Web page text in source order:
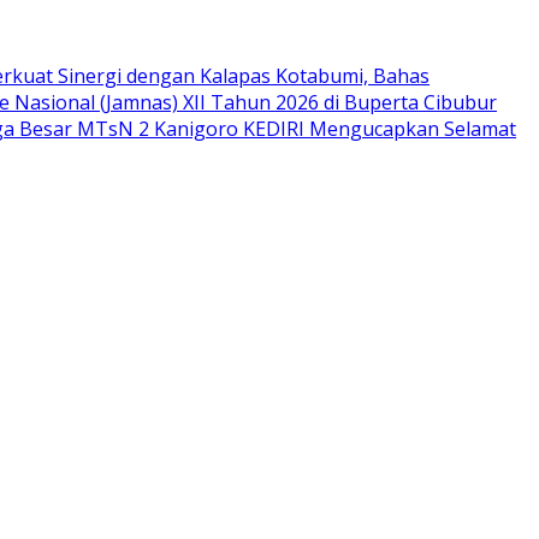
Sinergi dengan Kalapas Kotabumi, Bahas
(Jamnas) XII Tahun 2026 di Buperta Cibubur
Besar MTsN 2 Kanigoro KEDIRI Mengucapkan Selamat